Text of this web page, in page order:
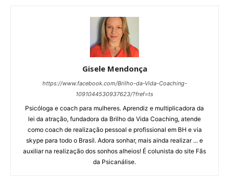
Gisele Mendonça
https://www.facebook.com/Brilho-da-Vida-Coaching-
1091044530937623/?fref=ts
Psicóloga e coach para mulheres. Aprendiz e multiplicadora da
lei da atração, fundadora da Brilho da Vida Coaching, atende
como coach de realização pessoal e profissional em BH e via
skype para todo o Brasil. Adora sonhar, mais ainda realizar ... e
auxiliar na realização dos sonhos alheios! É colunista do site Fãs
da Psicanálise.